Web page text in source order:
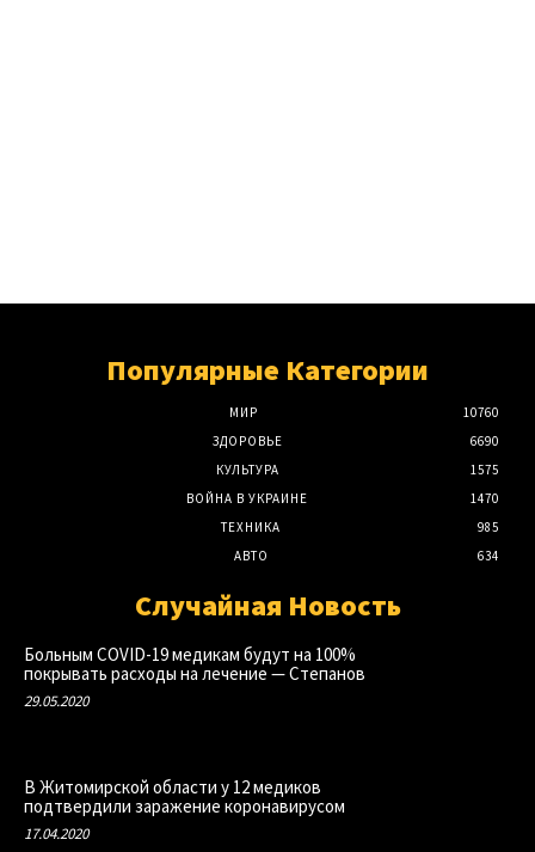
Популярные Категории
МИР
10760
ЗДОРОВЬЕ
6690
КУЛЬТУРА
1575
ВОЙНА В УКРАИНЕ
1470
ТЕХНИКА
985
АВТО
634
Случайная Новость
Больным COVID-19 медикам будут на 100%
покрывать расходы на лечение — Степанов
29.05.2020
В Житомирской области у 12 медиков
подтвердили заражение коронавирусом
17.04.2020